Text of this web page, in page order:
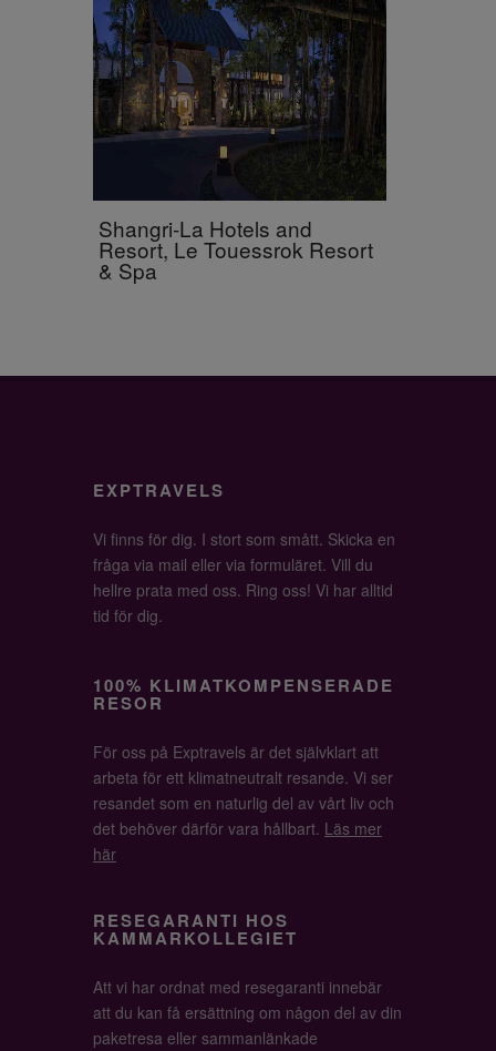
Shangri-La Hotels and
Resort, Le Touessrok Resort
& Spa
EXPTRAVELS
Vi finns för dig. I stort som smått. Skicka en
fråga via mail eller via formuläret. Vill du
hellre prata med oss. Ring oss! Vi har alltid
tid för dig.
100% KLIMATKOMPENSERADE
RESOR
För oss på Exptravels är det självklart att
arbeta för ett klimatneutralt resande. Vi ser
resandet som en naturlig del av vårt liv och
det behöver därför vara hållbart. Läs mer
här
RESEGARANTI HOS
KAMMARKOLLEGIET
Att vi har ordnat med resegaranti innebär
att du kan få ersättning om någon del av din
paketresa eller sammanlänkade